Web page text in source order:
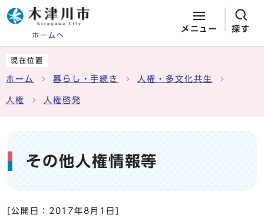
ホームへ
メニュー 探す
現在位置
ホーム 暮らし・手続き 人権・多文化共生
人権 人権啓発
その他人権情報等
[公開日： 2017年8月1日